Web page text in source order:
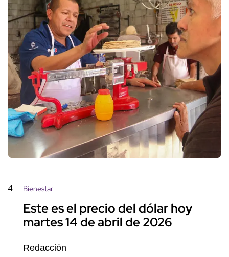
4 Bienestar
Este es el precio del dólar hoy
martes 14 de abril de 2026
Redacción